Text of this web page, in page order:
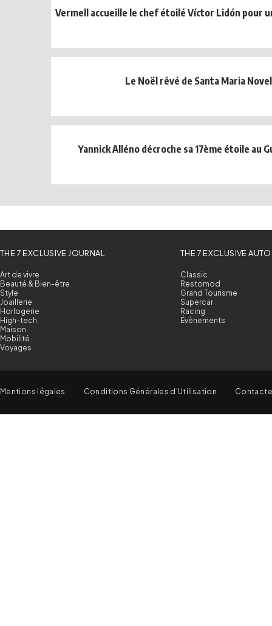
Vermell accueille le chef étoilé Víctor Lidón pour
Le Noël rêvé de Santa Maria
Yannick Alléno décroche sa 17ème étoile au
THE 7 EXCLUSIVE JOURNAL
Art de vivre
Beauté & Bien-être
Style
Joaillerie
Horlogerie
High-tech
Maison
Mobilité
Voyages
THE 7 EXCLUSIVE AUTO
Classic
Restomod
Grand Tourisme
Supercar
Racing
Évènements
Mentions légales Conditions Générales d'Utilisation